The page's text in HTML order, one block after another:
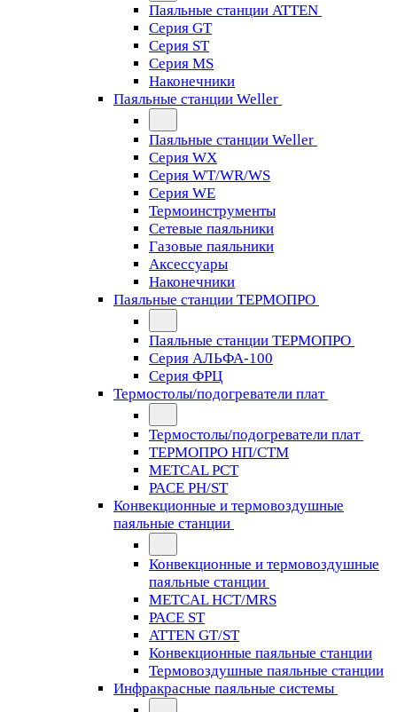
Паяльные станции ATTEN
Серия GT
Серия ST
Серия MS
Наконечники
Паяльные станции Weller
Паяльные станции Weller
Серия WX
Серия WT/WR/WS
Серия WE
Термоинструменты
Сетевые паяльники
Газовые паяльники
Аксессуары
Наконечники
Паяльные станции ТЕРМОПРО
Паяльные станции ТЕРМОПРО
Серия АЛЬФА-100
Серия ФРЦ
Термостолы/подогреватели плат
Термостолы/подогреватели плат
ТЕРМОПРО НП/СТМ
METCAL PCT
PACE PH/ST
Конвекционные и термовоздушные
паяльные станции
Конвекционные и термовоздушные
паяльные станции
METCAL HCT/MRS
PACE ST
ATTEN GT/ST
Конвекционные паяльные станции
Термовоздушные паяльные станции
Инфракрасные паяльные системы